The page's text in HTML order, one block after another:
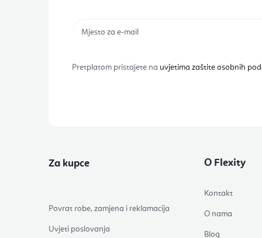
Pretplatom pristajete na uvjetima zaštite osobnih
Za kupce
Povrat robe, zamjena i reklamacija
Uvjeti poslovanja
O Flexity
Kontakt
O nama
Blog